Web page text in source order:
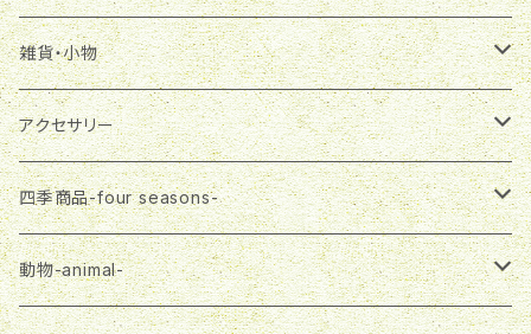
一筆箋
エコバッグ
ランチバッグ
マスク
３wayバッグ
Tシャツ
アクセサリー
ピアス
ネックレス
ブローチ
バッグチャーム
缶バッジ
布製品
エコバッグ
ピアス
ネックレス
雑貨・小物
プチバッグ
飾りボタン
おばさま
大五郎
さる郎
フラガール
雑貨・小物
ステーショナリー
マグネット
一筆箋
プチバッグ
エコバッグ
トートバッグ
３wayバッグ
アクセサリー
ピアス
ネックレス
四季商品-four seasons-
春-spring-
動物-animal-